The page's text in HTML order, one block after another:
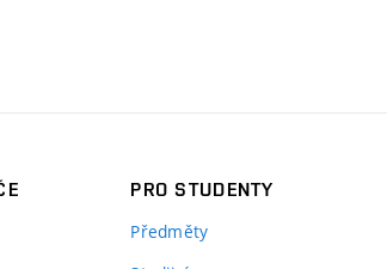
PRO STUDENTY
Předměty